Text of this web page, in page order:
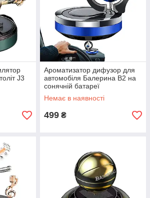
J3
Ароматизатор дифузор для
автомобіля Балерина B2 на
сонячній батареї
Немає в наявності
499 ₴